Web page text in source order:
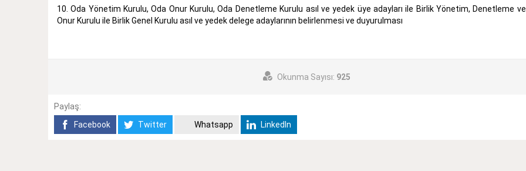
10. Oda Yönetim Kurulu, Oda Onur Kurulu, Oda Denetleme Kurulu asıl ve yedek üye adayları ile Birlik Yönetim, Denetleme
Onur Kurulu ile Birlik Genel Kurulu asıl ve yedek delege adaylarının belirlenmesi ve duyurulması
Okunma Sayısı: 925
Paylaş:
Facebook
Twitter Whatsapp LinkedIn